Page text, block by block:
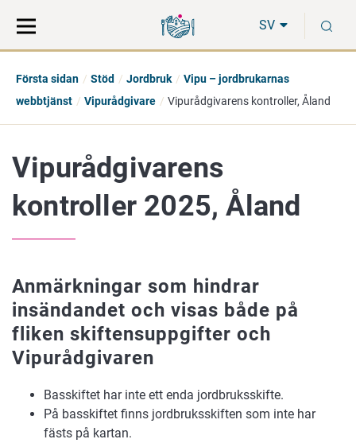
direkt
till
på
hela
SV
Första sidan Stöd Jordbruk
Vipu – jordbrukarnas
webbtjänst
Vipurådgivare Vipurådgivarens kontroller, Åland
Vipurådgivarens
kontroller 2025, Åland
Anmärkningar som hindrar
insändandet och visas både på
fliken skiftensuppgifter och
Vipurådgivaren
Basskiftet har inte ett enda jordbruksskifte.
På basskiftet finns jordbruksskiften som inte har
fästs på kartan.